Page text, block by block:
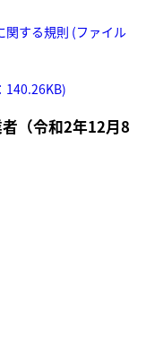
関する規則 (ファイル
140.26KB)
（令和2年12月8